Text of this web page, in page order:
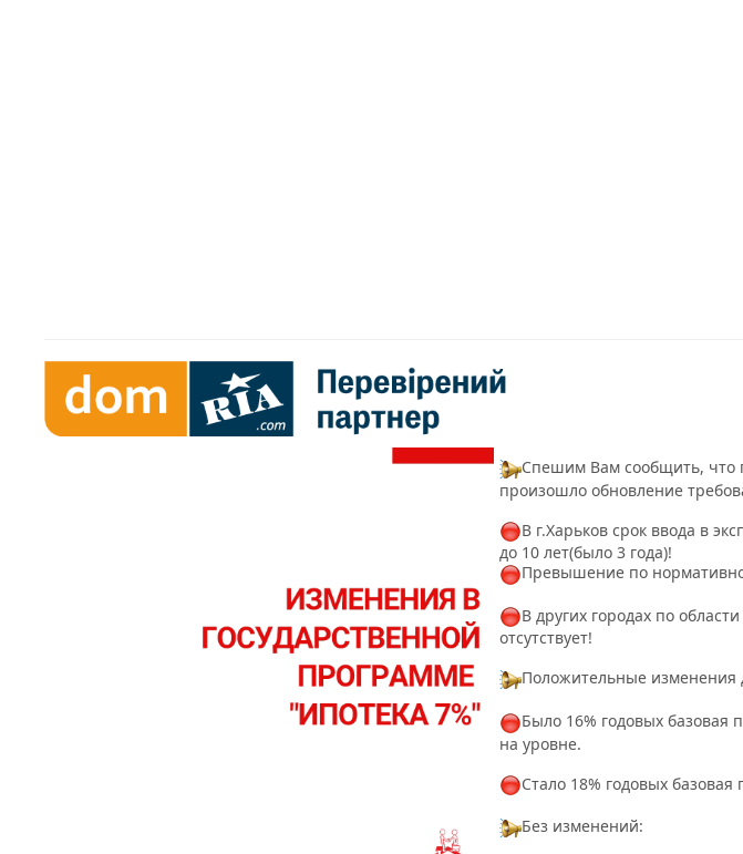
Спешим Вам сообщить, что
произошло обновление
В г.Харьков срок ввода в
до 10 лет(было 3 года)!
Превышение по
В других городах по
отсутствует!
Положительные изменения
Было 16% годовых базовая
на уровне.
Стало 18% годовых
Без изменений: